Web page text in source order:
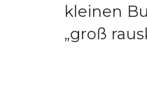
kleinen
„groß